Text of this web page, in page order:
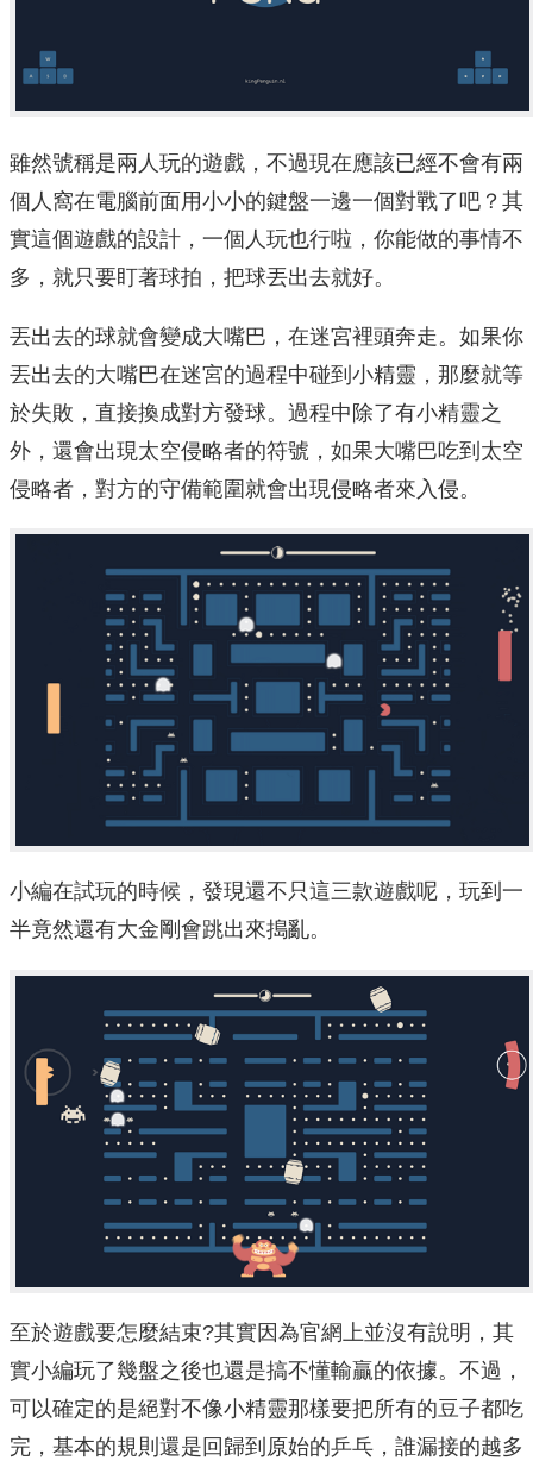
雖然號稱是兩人玩的遊戲，不過現在應該已經不會有兩
個人窩在電腦前面用小小的鍵盤一邊一個對戰了吧？其
實這個遊戲的設計，一個人玩也行啦，你能做的事情不
多，就只要盯著球拍，把球丟出去就好。
丟出去的球就會變成大嘴巴，在迷宮裡頭奔走。如果你
丟出去的大嘴巴在迷宮的過程中碰到小精靈，那麼就等
於失敗，直接換成對方發球。過程中除了有小精靈之
外，還會出現太空侵略者的符號，如果大嘴巴吃到太空
侵略者，對方的守備範圍就會出現侵略者來入侵。
小編在試玩的時候，發現還不只這三款遊戲呢，玩到一
半竟然還有大金剛會跳出來搗亂。
至於遊戲要怎麼結束?其實因為官網上並沒有說明，其
實小編玩了幾盤之後也還是搞不懂輸贏的依據。不過，
可以確定的是絕對不像小精靈那樣要把所有的豆子都吃
完，基本的規則還是回歸到原始的乒乓，誰漏接的越多